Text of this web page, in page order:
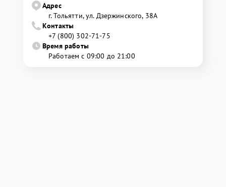
Адрес
г. Тольятти, ул. Дзержинского, 38А
Контакты
+7 (800) 302-71-75
Время работы
Работаем с 09:00 до 21:00